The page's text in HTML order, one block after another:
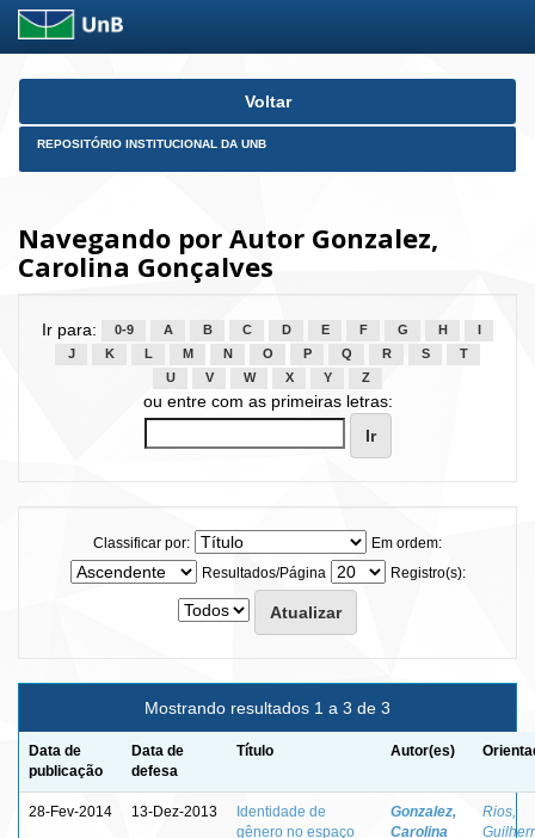
Skip
Voltar
REPOSITÓRIO INSTITUCIONAL DA UNB
Navegando por Autor Gonzalez,
Carolina Gonçalves
Ir para: 0-9 A B C D E F G H
J
K L M N O P Q R S
T
U
V W X Y Z
ou entre com as primeiras letras:
Classificar por:
Em ordem:
Resultados/Página
Registro(s):
Mostrando resultados 1 a 3 de 3
Data de
publicação
Data de
defesa
Título Autor(es)
28-Fev-2014 13-Dez-2013
Identidade de
gênero no espaço
Gonzalez,
Carolina
Rios,